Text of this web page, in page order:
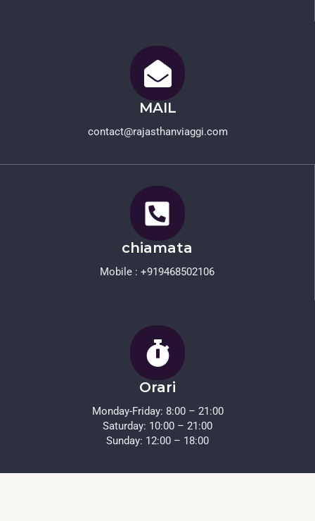
MAIL
contact@rajasthanviaggi.com​
chiamata
Mobile : +919468502106
Orari
Monday-Friday: 8:00 – 21:00
Saturday: 10:00 – 21:00
Sunday: 12:00 – 18:00